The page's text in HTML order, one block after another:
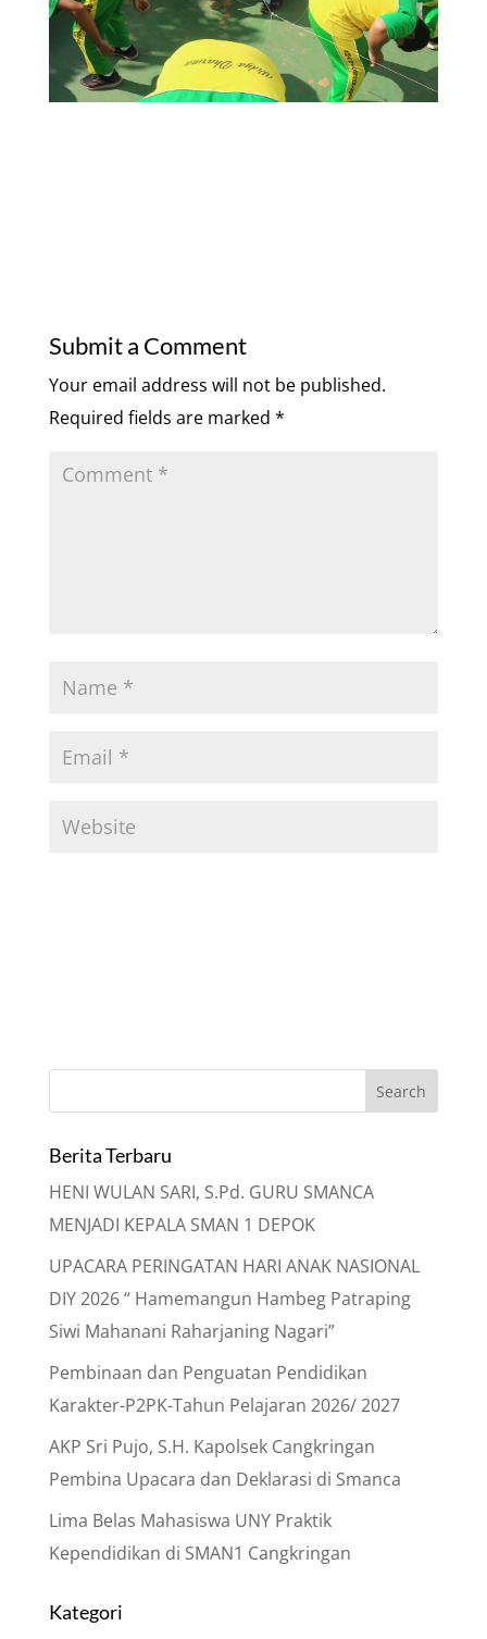
Submit a Comment
Your email address will not be published.
Required fields are marked *
Berita Terbaru
HENI WULAN SARI, S.Pd. GURU SMANCA
MENJADI KEPALA SMAN 1 DEPOK
UPACARA PERINGATAN HARI ANAK NASIONAL
DIY 2026 “ Hamemangun Hambeg Patraping
Siwi Mahanani Raharjaning Nagari”
Pembinaan dan Penguatan Pendidikan
Karakter-P2PK-Tahun Pelajaran 2026/ 2027
AKP Sri Pujo, S.H. Kapolsek Cangkringan
Pembina Upacara dan Deklarasi di Smanca
Lima Belas Mahasiswa UNY Praktik
Kependidikan di SMAN1 Cangkringan
Kategori